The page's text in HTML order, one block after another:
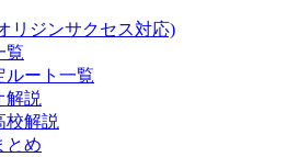
リジンサクセス対応)
覧
ルート一覧
解説
校解説
とめ